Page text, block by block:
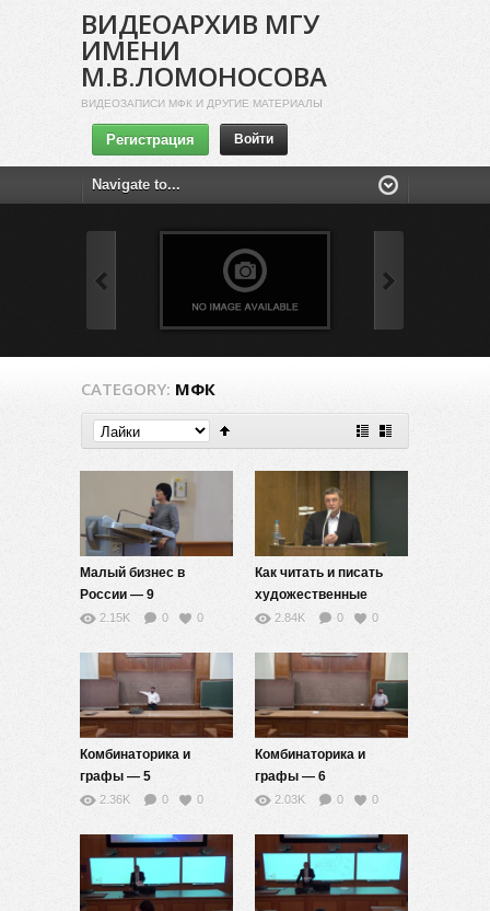
ВИДЕОАРХИВ МГУ
ИМЕНИ
М.В.ЛОМОНОСОВА
ВИДЕОЗАПИСИ МФК И ДРУГИЕ МАТЕРИАЛЫ
Регистрация Войти
CATEGORY: МФК
Малый бизнес в
России — 9
2.15K 0 0
Как читать и писать
художественные
произведения — 10
2.84K 0 0
Комбинаторика и
графы — 5
2.36K 0 0
Комбинаторика и
графы — 6
2.03K 0 0